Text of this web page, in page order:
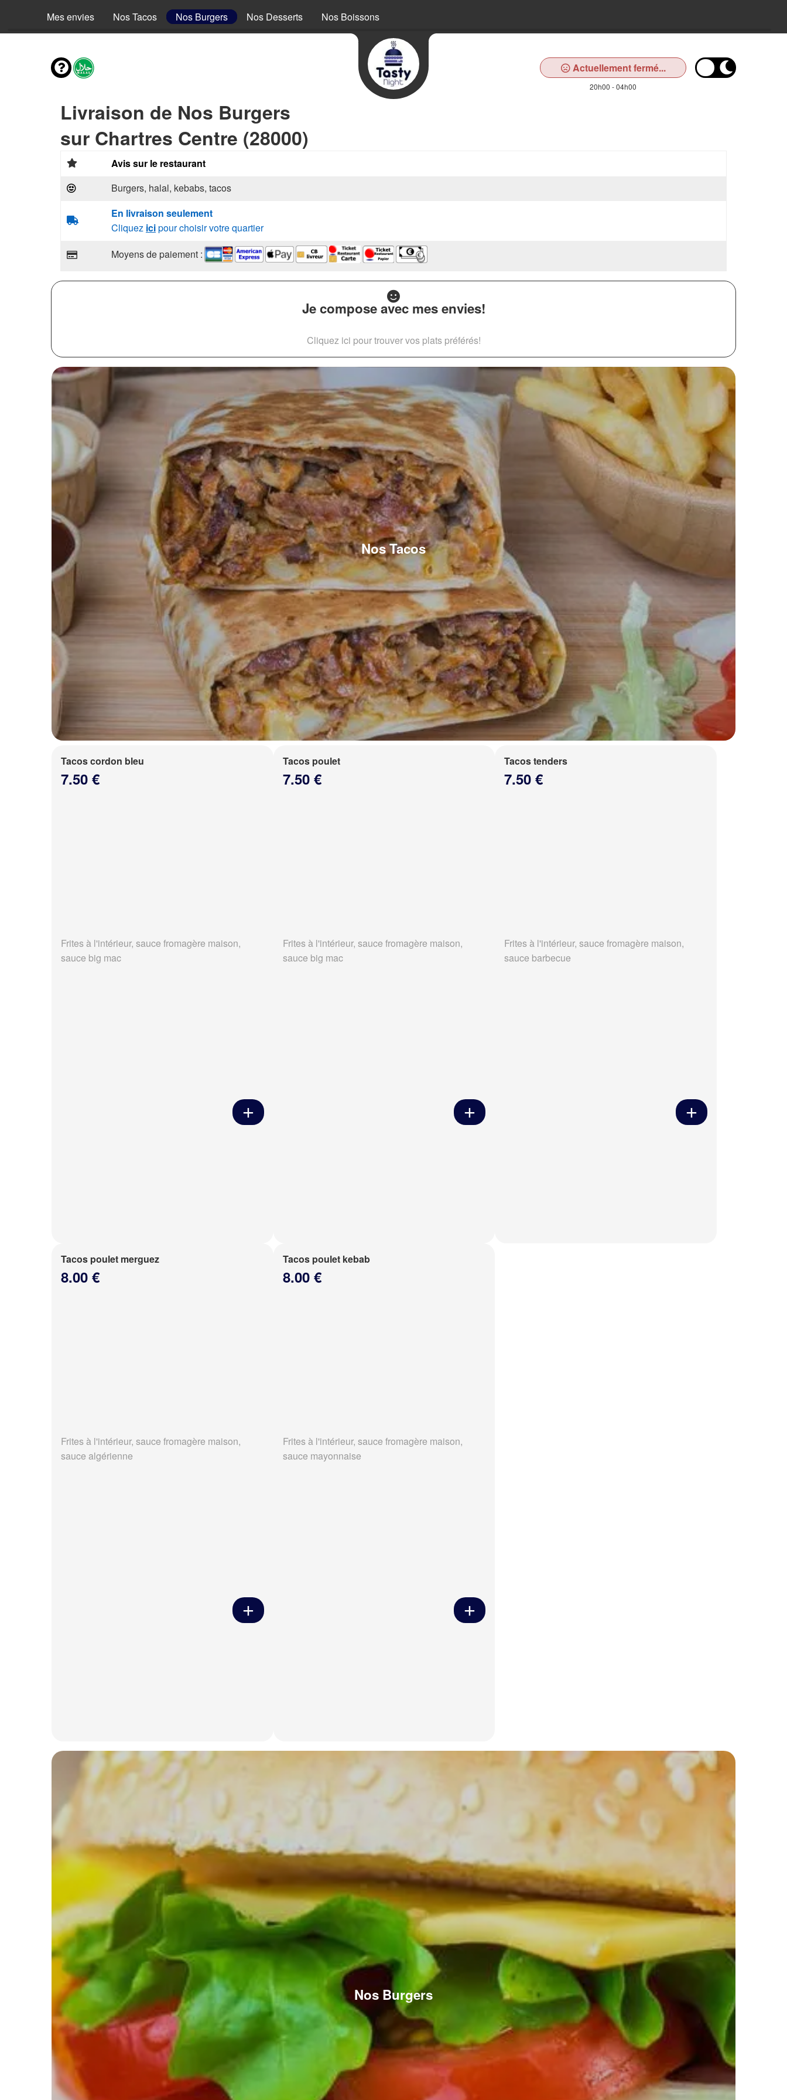
Mes envies Nos Tacos Nos Burgers Nos Desserts Nos Boissons
Actuellement fermé...
20h00 - 04h00
Livraison de Nos Burgers
sur Chartres Centre (28000)
Avis sur le restaurant
Burgers, halal, kebabs, tacos
En livraison seulement
Cliquez icipour choisir votre quartier
Moyens de paiement :
Je compose avec mes envies!
Cliquez ici pour trouver vos plats préférés!
Nos Tacos
Tacos cordon bleu
7.50 €
Frites à l'intérieur, sauce fromagère maison,
sauce big mac
Tacos poulet
7.50 €
Frites à l'intérieur, sauce fromagère maison,
sauce big mac
Tacos tenders
7.50 €
Frites à l'intérieur, sauce fromagère maison,
sauce barbecue
Tacos poulet merguez
8.00 €
Frites à l'intérieur, sauce fromagère maison,
sauce algérienne
Tacos poulet kebab
8.00 €
Frites à l'intérieur, sauce fromagère maison,
sauce mayonnaise
Nos Burgers